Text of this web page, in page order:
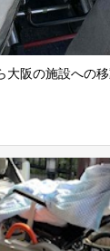
大阪の施設への